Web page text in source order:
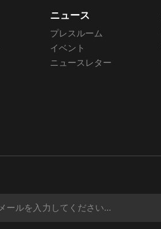
ニュース
プレスルーム
イベント
ニュースレター